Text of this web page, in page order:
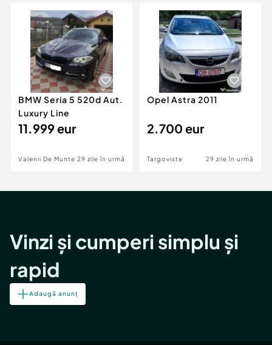
Servicii
Animale de companie
Afaceri și echipamente profesionale
Inchiriere Bunuri si Vehicule
Utilaje agricole si industriale
Piese auto si accesorii
Dacia Duster
BMW Seria 5 520d Aut.
Luxury Line
11.999 eur
Valenii De Munte 29 zile în urmă
Opel Astra 2011
2.700 eur
Targoviste 29 zile în urmă
Vinzi și cumperi simplu și
rapid
Adaugă anunț